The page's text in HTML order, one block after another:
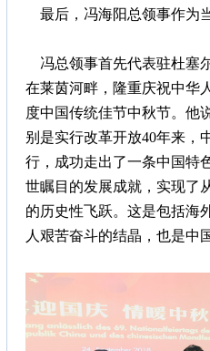
最后，冯海阳总领事作为
冯总领事首先代表驻杜塞
在莱茵河畔，隆重庆祝中华
度中国传统佳节中秋节。他
别是实行改革开放40年来，
行，成功走出了一条中国特
世瞩目的发展成就，实现了
的历史性飞跃。这是包括海
人艰苦奋斗的结晶，也是中